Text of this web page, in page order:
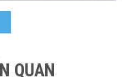
QUAN